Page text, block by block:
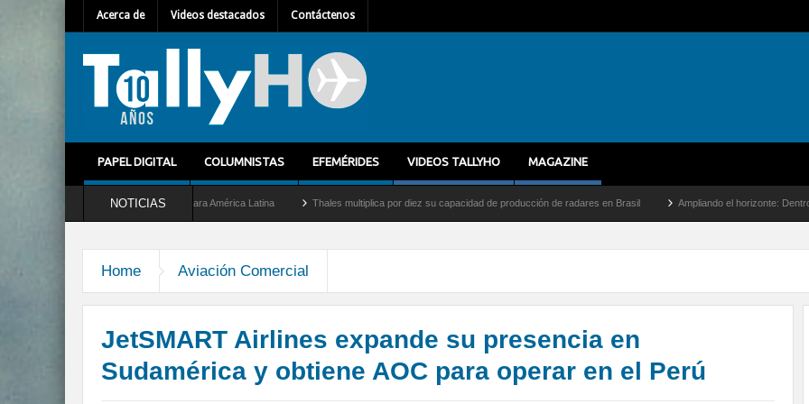
Acerca de Videos destacados Contáctenos
PAPEL DIGITAL COLUMNISTAS EFEMÉRIDES VIDEOS TALLYHO MAGAZINE
NOTICIAS
Director General para América Latina Thales multiplica por diez su capacidad de producción de radares en Brasil Ampliando el horizonte: Dentro del vuelo de
Home Aviación Comercial
JetSMART Airlines expande su presencia en
Sudamérica y obtiene AOC para operar en el Perú